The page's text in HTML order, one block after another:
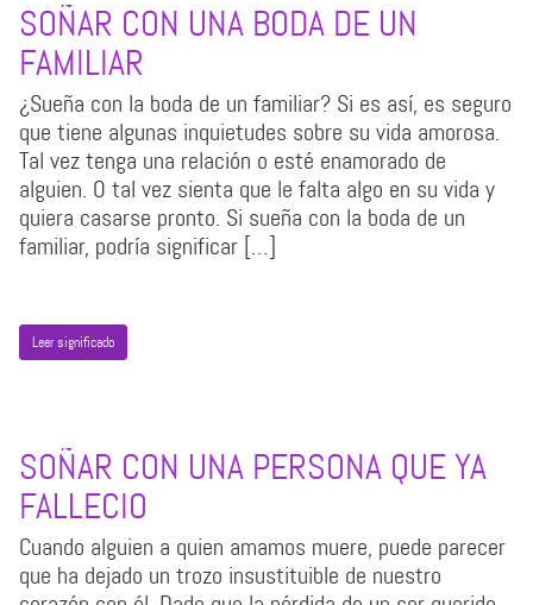
SOÑAR CON UNA BODA DE UN
FAMILIAR
¿Sueña con la boda de un familiar? Si es así, es seguro
que tiene algunas inquietudes sobre su vida amorosa.
Tal vez tenga una relación o esté enamorado de
alguien. O tal vez sienta que le falta algo en su vida y
quiera casarse pronto. Si sueña con la boda de un
familiar, podría significar […]
Leer significado
SOÑAR CON UNA PERSONA QUE YA
FALLECIO
Cuando alguien a quien amamos muere, puede parecer
que ha dejado un trozo insustituible de nuestro